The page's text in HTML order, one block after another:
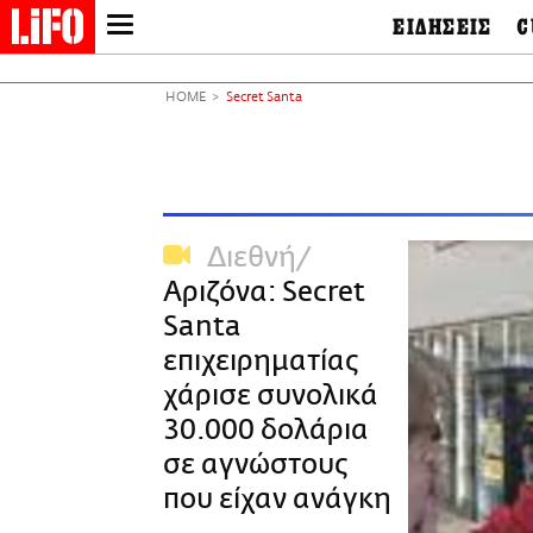
NEWSLETTER
ΑΜΠΑ
PRINT
ΕΙΔΗΣΕΙΣ
European Lifo
&
HOME Secret Santa
Διεθνή
Αριζόνα: Secret
Santa
επιχειρηματίας
χάρισε συνολικά
30.000 δολάρια
σε αγνώστους
που είχαν ανάγκη